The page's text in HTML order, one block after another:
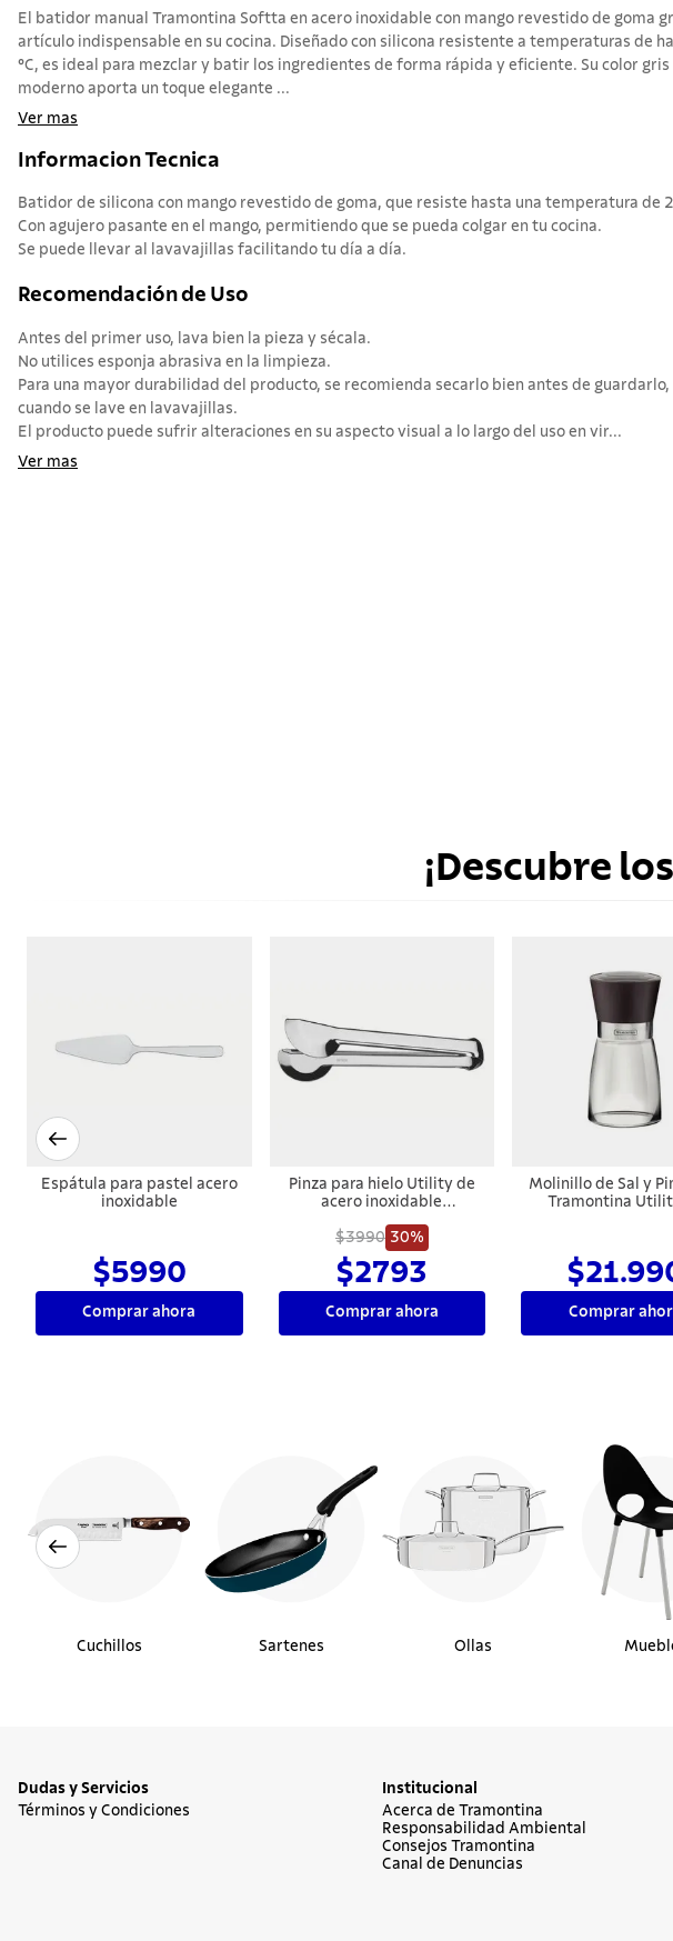
El batidor manual Tramontina Softta en acero inoxidable con mango revestido de goma
artículo indispensable en su cocina. Diseñado con silicona resistente a temperaturas de
°C, es ideal para mezclar y batir los ingredientes de forma rápida y eficiente. Su color gris
moderno aporta un toque elegante ...
Ver mas
Informacion Tecnica
Batidor de silicona con mango revestido de goma, que resiste hasta una temperatura de
Con agujero pasante en el mango, permitiendo que se pueda colgar en tu cocina.
Se puede llevar al lavavajillas facilitando tu día a día.
Recomendación de Uso
Antes del primer uso, lava bien la pieza y sécala.
No utilices esponja abrasiva en la limpieza.
Para una mayor durabilidad del producto, se recomienda secarlo bien antes de guardarlo,
cuando se lave en lavavajillas.
El producto puede sufrir alteraciones en su aspecto visual a lo largo del uso en vir...
Ver mas
¡Descubre
Espátula para pastel acero
inoxidable
$5990
Comprar ahora
Pinza para hielo Utility de
acero inoxidable
$3990 30%
$2793
Comprar ahora
Molinillo de Sal y
Tramontina
Comprar
Cuchillos Sartenes Ollas
Dudas y Servicios
Términos y Condiciones
Institucional
Acerca de Tramontina
Responsabilidad Ambiental
Consejos Tramontina
Canal de Denuncias